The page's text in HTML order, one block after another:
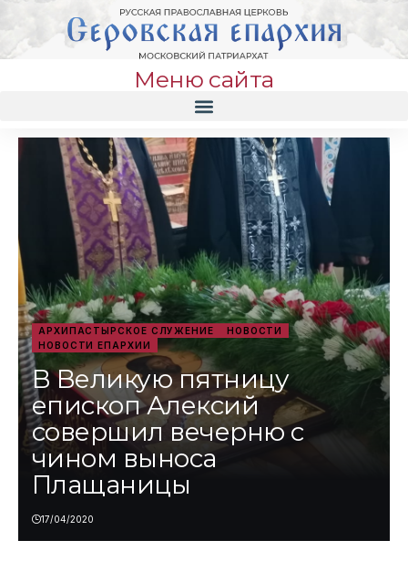
Меню сайта
АРХИПАСТЫРСКОЕ СЛУЖЕНИЕ
НОВОСТИ
НОВОСТИ ЕПАРХИИ
В Великую пятницу
епископ Алексий
совершил вечерню с
чином выноса
Плащаницы
17/04/2020